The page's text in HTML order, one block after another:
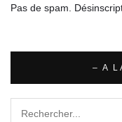
Pas de spam.
– A